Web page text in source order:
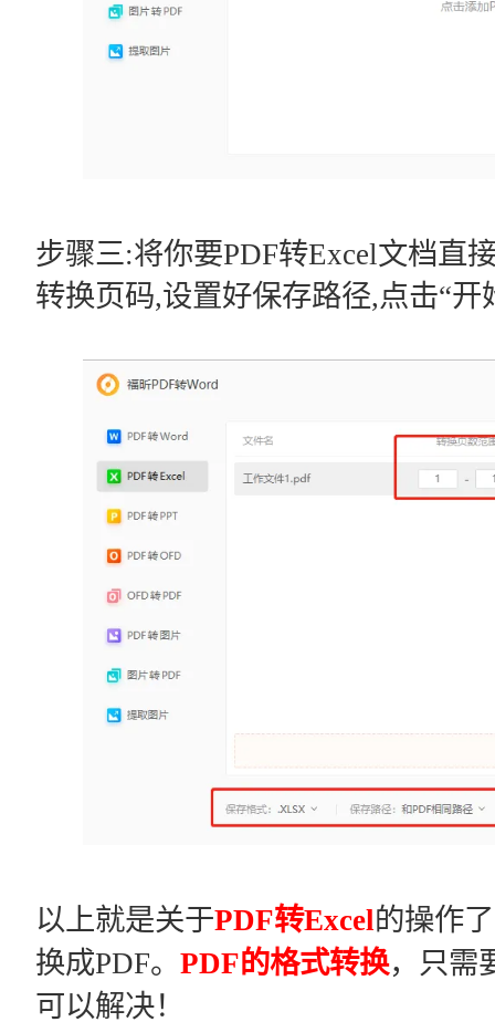
步骤三:将你要PDF转Excel文档直
转换页码,设置好保存路径,点击“开
以上就是关于PDF转Excel的操作
换成PDF。 PDF的格式转换，只需
可以解决！